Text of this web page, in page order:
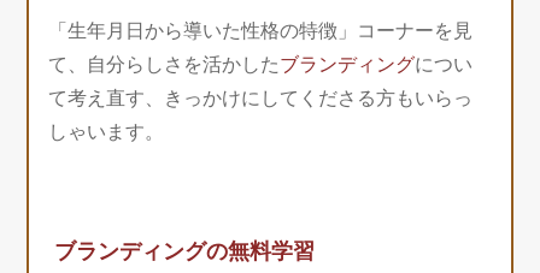
「生年月日から導いた性格の特徴」コーナーを見
て、自分らしさを活かしたブランディングについ
て考え直す、きっかけにしてくださる方もいらっ
しゃいます。
ブランディングの無料学習